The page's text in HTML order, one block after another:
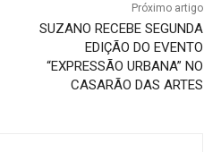
Próximo artigo
SUZANO RECEBE SEGUNDA
EDIÇÃO DO EVENTO
“EXPRESSÃO URBANA” NO
CASARÃO DAS ARTES